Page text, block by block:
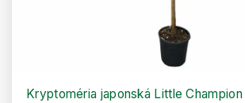
Kryptoméria japonská Little